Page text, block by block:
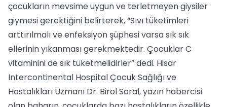
çocukların mevsime uygun ve terletmeyen giysiler
giymesi gerektiğini belirterek, “Sıvı tüketimleri
arttırılmalı ve enfeksiyon şüphesi varsa sık sık
ellerinin yıkanması gerekmektedir. Çocuklar C
vitaminini de sık tüketmelidirler” dedi. Hisar
Intercontinental Hospital Çocuk Sağlığı ve
Hastalıkları Uzmanı Dr. Birol Saral, yazın habercisi